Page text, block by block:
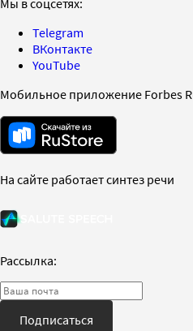
Telegram
ВКонтакте
YouTube
Мобильное приложение Forbes
На сайте работает синтез речи
Рассылка:
Подписаться